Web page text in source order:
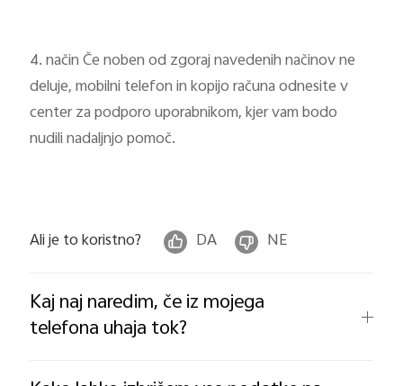
4. način Če noben od zgoraj navedenih načinov ne
deluje, mobilni telefon in kopijo računa odnesite v
center za podporo uporabnikom, kjer vam bodo
nudili nadaljnjo pomoč.
Ali je to koristno? DA NE
Kaj naj naredim, če iz mojega
telefona uhaja tok?